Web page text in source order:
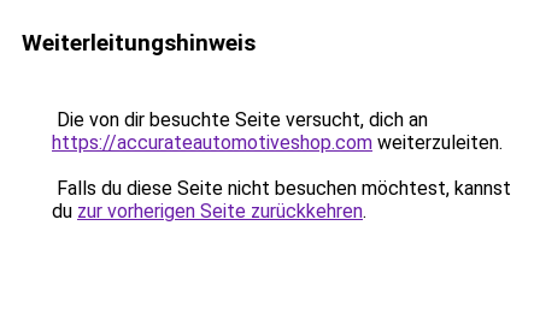
Weiterleitungshinweis
Die von dir besuchte Seite versucht, dich an
https://accurateautomotiveshop.com weiterzuleiten.
Falls du diese Seite nicht besuchen möchtest, kannst
du zur vorherigen Seite zurückkehren.